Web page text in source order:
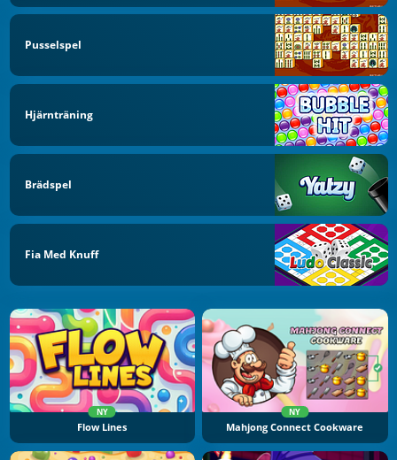
Pusselspel
Hjärnträning
Brädspel
Fia Med Knuff
NY
Flow Lines
NY
Mahjong Connect Cookware